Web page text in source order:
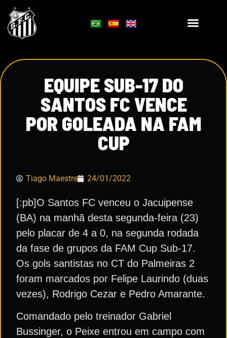
EQUIPE SUB-17 DO
SANTOS FC VENCE
POR GOLEADA NA FAM
CUP
Tiago Maestre 24/01/2022
[:pb]O Santos FC venceu o Jacuipense
(BA) na manhã desta segunda-feira (23)
pelo placar de 4 a 0, na segunda rodada
da fase de grupos da FAM Cup Sub-17.
Os gols santistas no CT do Palmeiras 2
foram marcados por Felipe Laurindo (duas
vezes), Rodrigo Cezar e Pedro Amarante.
Comandado pelo treinador Gabriel
Bussinger, o Peixe entrou em campo com